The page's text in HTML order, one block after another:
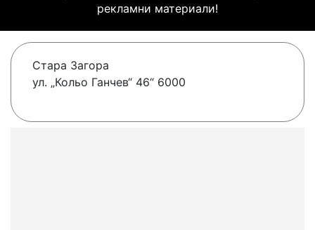
рекламни материали!
Стара Загора
ул. „Кольо Ганчев“ 46“ 6000